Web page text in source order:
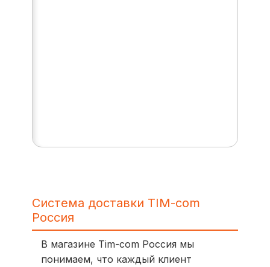
Система доставки TIM-com
Россия
В магазине Tim-com Россия мы
понимаем, что каждый клиент